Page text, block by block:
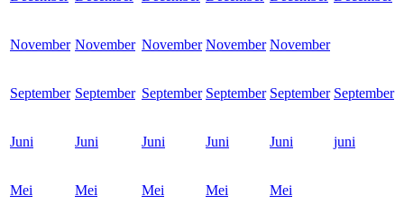
November November November November November
September September September September September September
Juni Juni Juni Juni Juni juni
Mei Mei Mei Mei Mei